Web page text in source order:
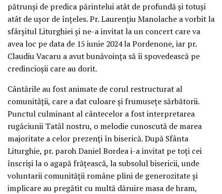
pătrunși de predica părintelui atât de profundă și totuși
atât de ușor de înțeles. Pr. Laurențiu Manolache a vorbit la
sfârșitul Liturghiei și ne-a invitat la un concert care va
avea loc pe data de 15 iunie 2024 la Pordenone, iar pr.
Claudiu Vacaru a avut bunăvoința să îi spovedească pe
credincioșii care au dorit.
Cântările au fost animate de corul restructurat al
comunității, care a dat culoare și frumusețe sărbătorii.
Punctul culminant al cântecelor a fost interpretarea
rugăciunii Tatăl nostru, o melodie cunoscută de marea
majoritate a celor prezenți în biserică. După Sfânta
Liturghie, pr. paroh Daniel Bordea i-a invitat pe toți cei
înscriși la o agapă frățească, la subsolul bisericii, unde
voluntarii comunității române plini de generozitate și
implicare au pregătit cu multă dăruire masa de hram,